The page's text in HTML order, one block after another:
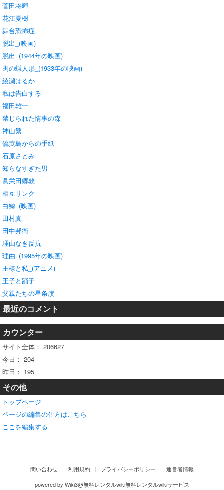
菅田将暉
花江夏樹
舞台恐怖症
脱出_(映画)
脱出_(1944年の映画)
肉の蝋人形_(1933年の映画)
綾瀬はるか
私は告白する
福田雄一
禁じられた情事の森
神山繁
硫黄島からの手紙
石原さとみ
知らなすぎた男
眞栄田郷敦
相互リンク
白鯨_(映画)
田村真
田中邦衛
理由なき反抗
理由_(1995年の映画)
王様と私_(アニメ)
王子と踊子
父親たちの星条旗
最近のコメント
カウンター
サイト全体： 206627
今日： 204
昨日： 195
その他
トップページ
ページの編集の仕方はこちら
ここを編集する
問い合わせ 利用規約 プライバシーポリシー
運営者情報
powered by Wiki3@無料レンタルwiki無料レンタルwikiサービス